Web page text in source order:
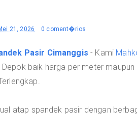
21, 2026 0 coment�rios
Pasir Cimanggis - Kami
baik harga per meter
atap spandek pasir dengan